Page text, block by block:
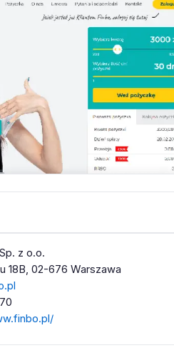
z o.o.
18B, 02-676 Warszawa